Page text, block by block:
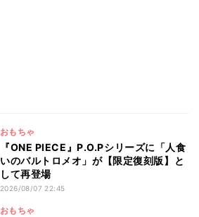
おもちゃ
『ONE PIECE』P.O.Pシリーズに「人食
いのバルトロメオ」が【限定復刻版】と
して再登場
2026/08/07 22:45
おもちゃ